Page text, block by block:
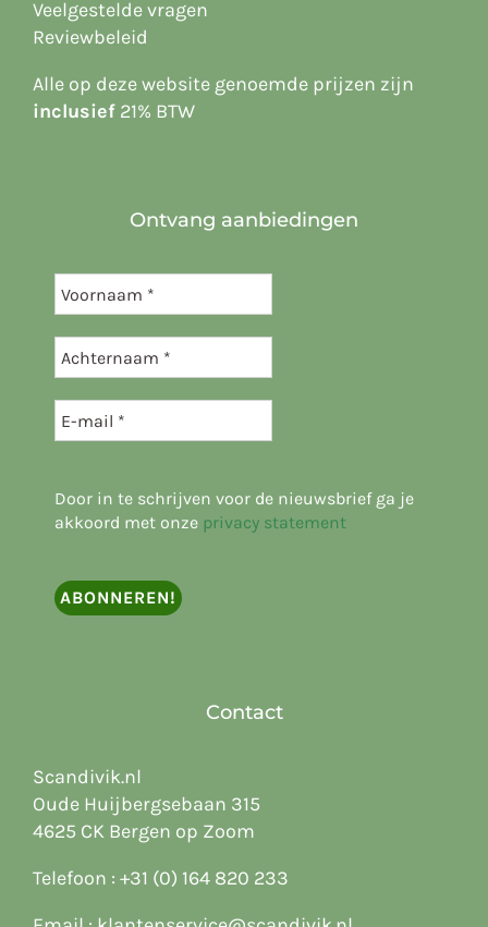
Veelgestelde vragen
Reviewbeleid
Alle op deze websitegenoemde prijzen zijn
inclusief21% BTW
Ontvang aanbiedingen
Door in te schrijven voor de nieuwsbrief ga je
akkoord met onze privacy statement
Contact
Scandivik.nl
Oude Huijbergsebaan 315
4625 CK Bergen op Zoom
Telefoon : +31 (0) 164 820 233